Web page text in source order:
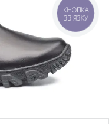
КНОПКА
ЗВ'ЯЗКУ